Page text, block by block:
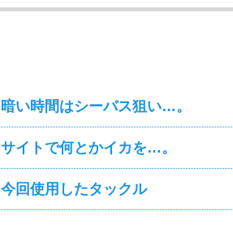
暗い時間はシーバス狙い…。
サイトで何とかイカを…。
今回使用したタックル